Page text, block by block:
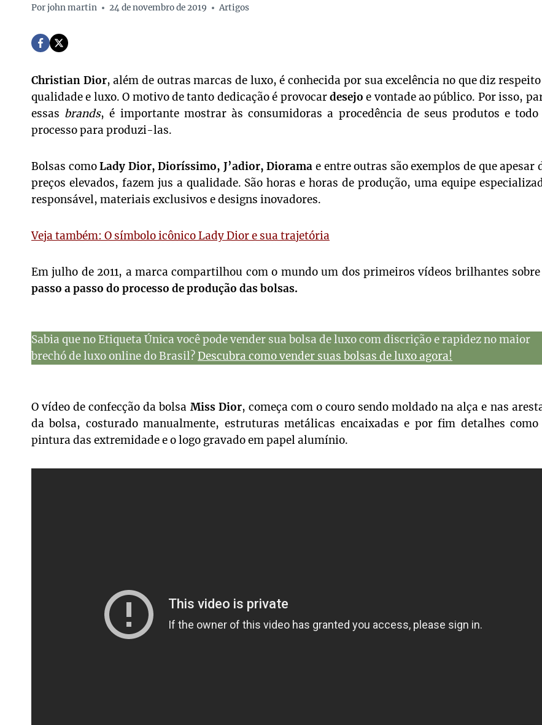
Porjohn martin 24 de novembro de 2019 Artigos
Christian Dior, além de outras marcas de luxo, é conhecida por sua excelência no que diz
qualidade e luxo. O motivo de tanto dedicação é provocardesejo e vontade ao público. Por isso,
essas brands, é importante mostrar às consumidoras a procedência de seus produtos e todo
processo para produzi-las.
Bolsas comoLady Dior, Dioríssimo, J’adior, Diorama e entre outras são exemplos de que apesar
preços elevados, fazem jus a qualidade. São horas e horas de produção, uma equipe
responsável, materiais exclusivos e designs inovadores.
Veja também: O símbolo icônico Lady Dior e sua trajetória
Em julho de 2011, a marca compartilhou com o mundo um dos primeiros vídeos brilhantes
passo a passo do processo de produção das bolsas.
Sabia que no Etiqueta Única você pode vender sua bolsa de luxo com discrição e rapidez no maior
brechó de luxo online do Brasil?Descubra como vender suas bolsas de luxo agora!
O vídeo de confecção da bolsa Miss Dior, começa com o couro sendo moldado na alça e nas
da bolsa, costurado manualmente, estruturas metálicas encaixadas e por fim detalhes como
pintura das extremidade e o logo gravado em papel alumínio.